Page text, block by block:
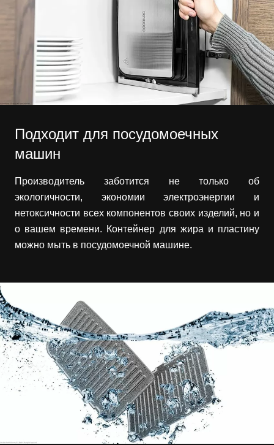
Подходит для посудомоечных
машин
Производитель заботится не только об
экологичности, экономии электроэнергии и
нетоксичности всех компонентов своих изделий, но и
о вашем времени. Контейнер для жира и пластину
можно мыть в посудомоечной машине.